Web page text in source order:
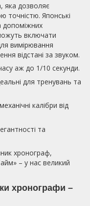
яка дозволяє
точністю. Японські
допоміжних
включати
вимірювання
відстані за звуком.
аж до 1/10 секунди.
для тренувань та
калібри від
та
хронограф,
– у нас великий
хронографи –